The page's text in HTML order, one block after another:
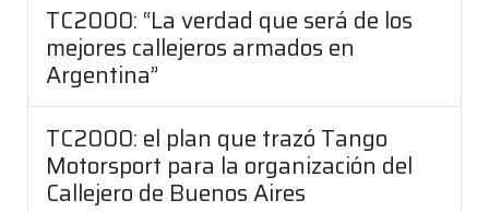
TC2000: “La verdad que será de los
mejores callejeros armados en
Argentina”
TC2000: el plan que trazó Tango
Motorsport para la organización del
Callejero de Buenos Aires